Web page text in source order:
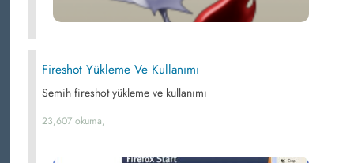
Fireshot Yükleme Ve Kullanımı
Semih fireshot yükleme ve kullanımı
23,607 okuma,